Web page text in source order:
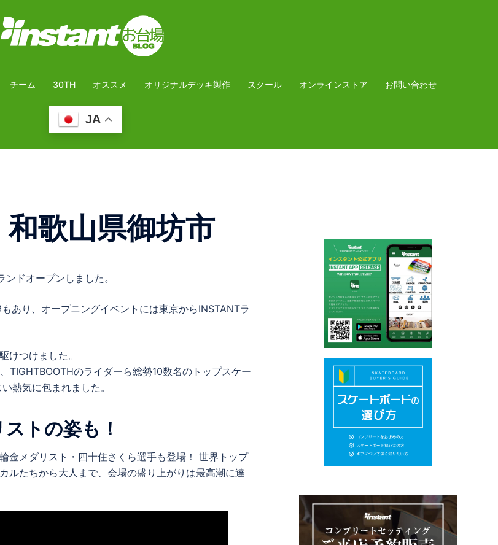
チーム 30TH オススメ オリジナルデッキ製作 スクール オンラインストア お問い合わせ
JA
歌山県御坊市
ドオープンしました。
あり、オープニングイベントには東京からINSTANTラ
けつけました。
TIGHTBOOTHのライダーら総勢10数名のトップスケー
熱気に包まれました。
トの姿も！
金メダリスト・四十住さくら選手も登場！ 世界トップ
ルたちから大人まで、会場の盛り上がりは最高潮に達